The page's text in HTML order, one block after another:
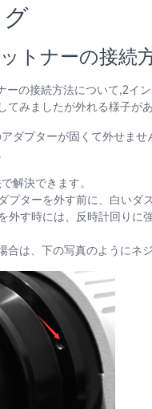
トナーの接続
の接続方法について,2イ
てみましたが外れる様子があ
ダプターが固くて外せま
解決できます。
ターを外す前に、白いダ
ーを外す時には、
力
合は、下の写真のようにネ